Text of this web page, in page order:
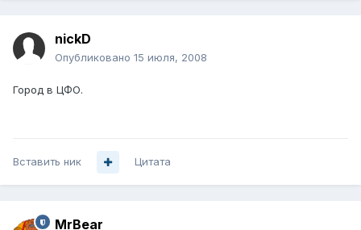
nickD
Опубликовано 15 июля, 2008
Город в ЦФО.
Вставить ник Цитата
MrBear